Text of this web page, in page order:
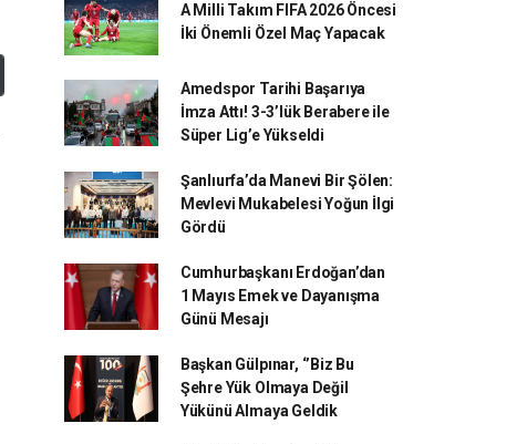
A Milli Takım FIFA 2026 Öncesi
İki Önemli Özel Maç Yapacak
Amedspor Tarihi Başarıya
İmza Attı! 3-3’lük Berabere ile
Süper Lig’e Yükseldi
Şanlıurfa’da Manevi Bir Şölen:
Mevlevi Mukabelesi Yoğun İlgi
Gördü
Cumhurbaşkanı Erdoğan’dan
1 Mayıs Emek ve Dayanışma
Günü Mesajı
Başkan Gülpınar, ‘’Biz Bu
Şehre Yük Olmaya Değil
Yükünü Almaya Geldik